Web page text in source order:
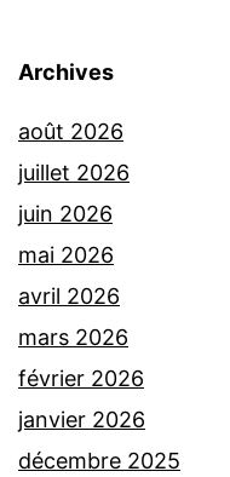
Archives
août 2026
juillet 2026
juin 2026
mai 2026
avril 2026
mars 2026
février 2026
janvier 2026
décembre 2025